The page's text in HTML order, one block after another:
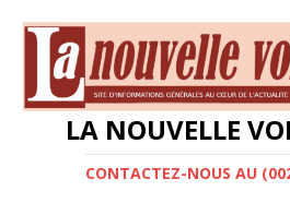
LA NOUVELLE
CONTACTEZ-NOUS AU